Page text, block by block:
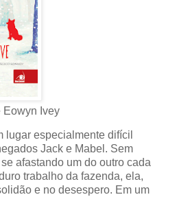
Eowyn Ivey
lugar especialmente difícil
Jack e Mabel. Sem
afastando um do outro cada
trabalho da fazenda, ela,
e no desespero. Em um